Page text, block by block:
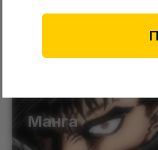
Funko
Манга